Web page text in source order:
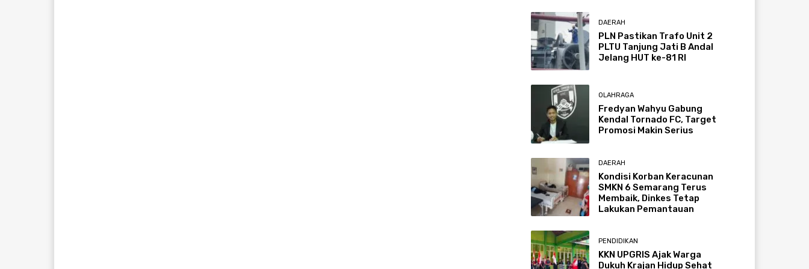
DAERAH
PLN Pastikan Trafo Unit 2
PLTU Tanjung Jati B Andal
Jelang HUT ke-81 RI
OLAHRAGA
Fredyan Wahyu Gabung
Kendal Tornado FC, Target
Promosi Makin Serius
DAERAH
Kondisi Korban Keracunan
SMKN 6 Semarang Terus
Membaik, Dinkes Tetap
Lakukan Pemantauan
PENDIDIKAN
KKN UPGRIS Ajak Warga
Dukuh Krajan Hidup Sehat